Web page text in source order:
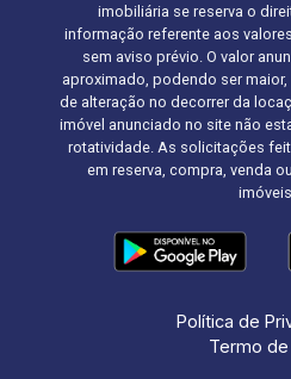
imobiliária se reserva o
informação referente aos
sem aviso prévio. O valor
aproximado, podendo ser
de alteração no decorrer da
imóvel anunciado no site não
rotatividade. As solicitações
em reserva, compra, venda
imóveis.
Política de
Termo